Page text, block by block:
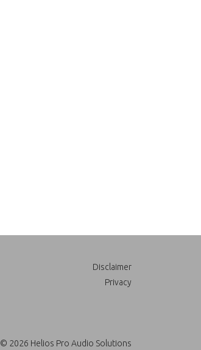
Disclaimer
Privacy
© 2026 Helios Pro Audio Solutions